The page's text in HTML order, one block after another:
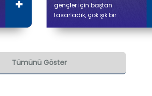
gençler için baştan
tasarladık, çok şık bir
Merkez içerisindeki
annesi Zübeyde Hanım’ın
ismini verdik.
Tümünü Göster